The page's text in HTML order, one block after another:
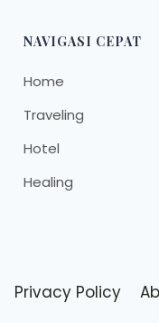
NAVIGASI CEPAT
Home
Traveling
Hotel
Healing
Privacy Policy